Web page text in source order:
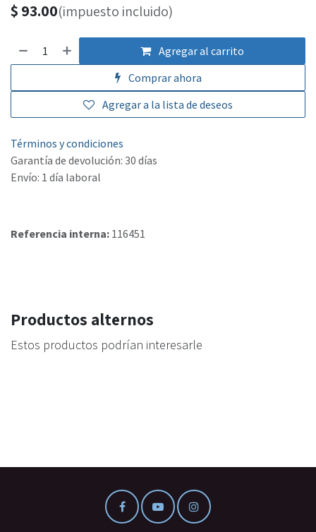
$ 93.00(impuesto incluido)
Agregar al carrito
Comprar ahora
Agregar a la lista de deseos
Términos y condiciones
Garantía de devolución: 30 días
Envío: 1 día laboral
Referencia interna: 116451
Productos alternos
Estos productos podrían interesarle